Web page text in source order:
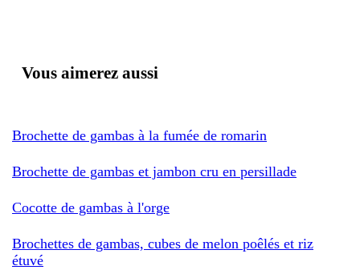
Vous aimerez aussi
Brochette de gambas à la fumée de romarin
Brochette de gambas et jambon cru en persillade
Cocotte de gambas à l'orge
Brochettes de gambas, cubes de melon poêlés et riz
étuvé